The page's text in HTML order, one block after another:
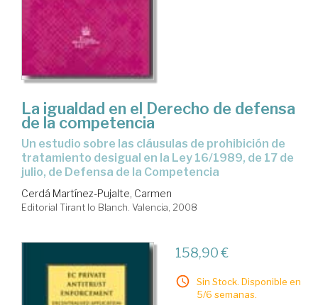
La igualdad en el Derecho de defensa
de la competencia
un estudio sobre las cláusulas de prohibición de
tratamiento desigual en la Ley 16/1989, de 17 de
julio, de Defensa de la Competencia
Cerdá Martínez-Pujalte, Carmen
Editorial Tirant lo Blanch. Valencia, 2008
158,90 €
Sin Stock. Disponible en
5/6 semanas.